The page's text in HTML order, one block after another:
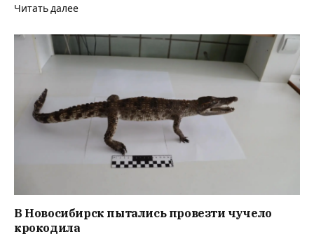
Читать далее
В Новосибирск пытались провезти чучело
крокодила